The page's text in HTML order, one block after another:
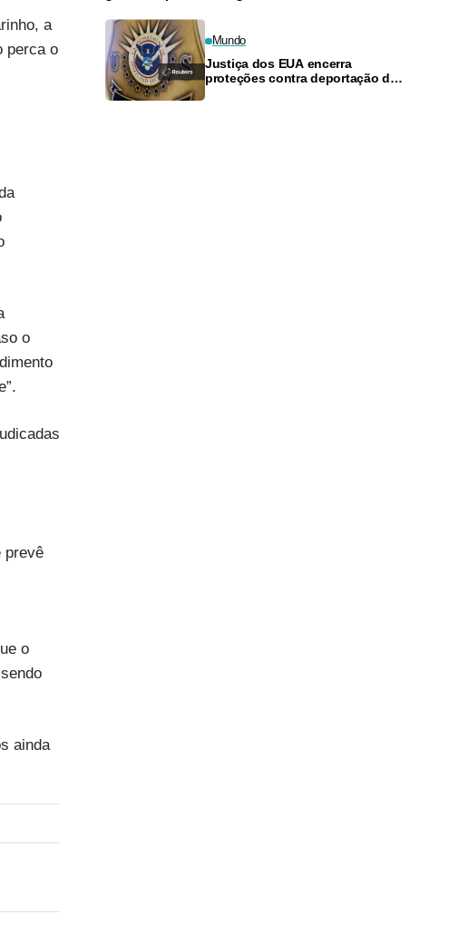
a
perca o
o
prevê
o
ainda
Mundo
Justiça dos EUA encerra
proteções contra deportação de